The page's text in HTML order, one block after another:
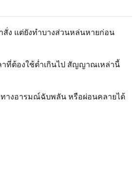
สั่ง แต่ยังทำบางส่วนหล่นหายก่อน
าที่ต้องใช้ต่ำเกินไป สัญญาณเหล่านี้
ทางอารมณ์ฉับพลัน หรือผ่อนคลายได้